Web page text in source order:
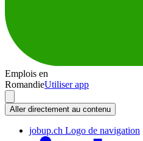
Emplois en
RomandieUtiliser app
Aller directement au contenu
jobup.ch Logo de navigation